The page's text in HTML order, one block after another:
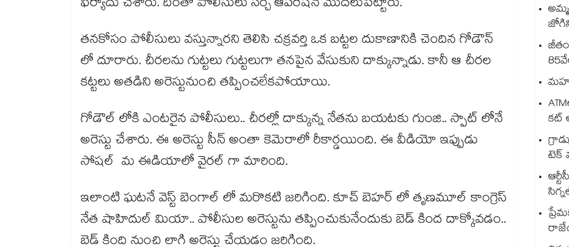
ఫిర్యాదు చేశారు. దీంతో పోలీసులు సర్చ్ ఆపరేషన్ మొదలుపెట్టారు.
తనకోసం పోలీసులు వస్తున్నారని తెలిసి చక్రవర్తి ఒక బట్టల దుకాణానికి చెందిన గోడౌన్
లో దూరారు. చీరలను గుట్టలు గుట్టలుగా తనపైన వేసుకుని దాక్కున్నాడు. కానీ ఆ చీరల
కట్టలు అతడిని అరెస్టునుంచి తప్పించలేకపోయాయి.
గోడౌల్ లోకి ఎంటరైన పోలీసులు.. చీరల్లో దాక్కున్న నేతను బయటకు గుంజి.. స్పాట్ లోనే
అరెస్టు చేశారు. ఈ అరెస్టు సీన్ అంతా కెమెరాలో రీకార్డయింది. ఈ వీడియో ఇప్పుడు
సోషల్ మ ఈడియాలో వైరల్ గా మారింది.
ఇలాంటి ఘటనే వెస్ట్ బెంగాల్ లో మరొకటి జరిగింది. కూచ్ బెహర్ లో తృణమూల్ కాంగ్రెస్
నేత షాహిదుల్ మియా.. పోలీసుల అరెస్టును తప్పించుకునేందుకు బెడ్ కింద దాక్కోవడం..
బెడ్ కింది నుంచి లాగి అరెస్టు చేయడం జరిగింది.
జీతం
కట్
టెక్